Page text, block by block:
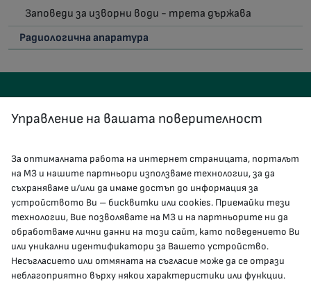
Заповеди за изворни води - трета държава
Радиологична апаратура
КОНТАКТИ
гр.София, 1000, пл. „Света Неделя“ №5
delovodstvo@mh.government.bg
presscenter@mh.government.bg
Управление на вашата поверителност
За оптималната работа на интернет страницата, порталът
на МЗ и нашите партньори използваме технологии, за да
съхраняваме и/или да имаме достъп до информация за
устройството Ви – бисквитки или cookies. Приемайки тези
технологии, Вие позволявате на МЗ и на партньорите ни да
обработваме лични данни на този сайт, като поведението Ви
или уникални идентификатори за Вашето устройство.
Несъгласието или отмяната на съгласие може да се отрази
неблагоприятно върху някои характеристики или функции.